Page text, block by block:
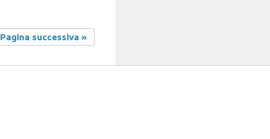
Pagina successiva »